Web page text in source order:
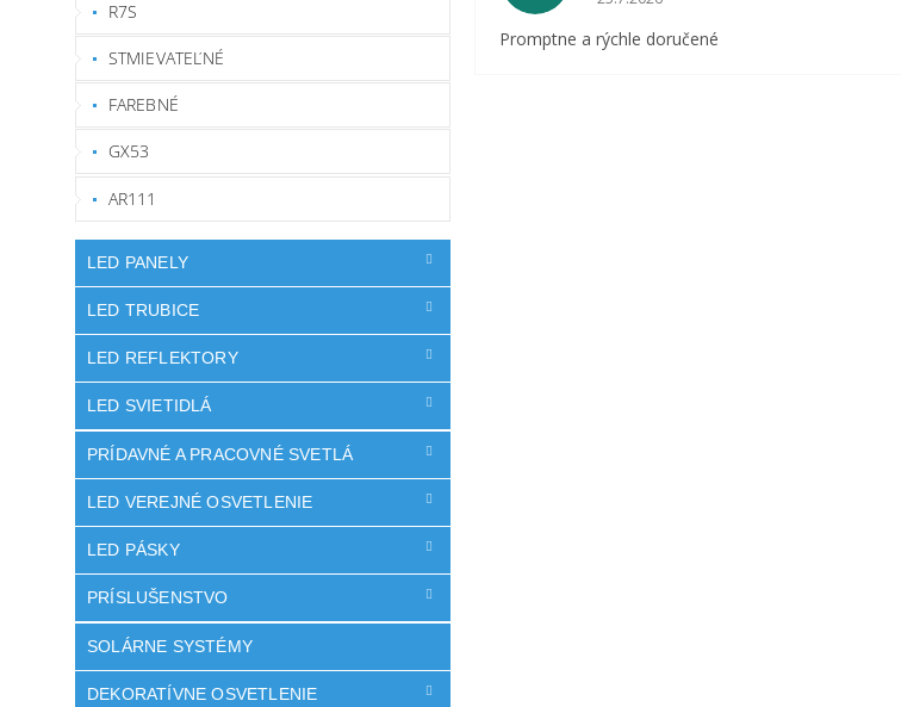
R7S
STMIEVATEĽNÉ
FAREBNÉ
GX53
AR111
LED PANELY
LED TRUBICE
LED REFLEKTORY
LED SVIETIDLÁ
PRÍDAVNÉ A PRACOVNÉ SVETLÁ
LED VEREJNÉ OSVETLENIE
LED PÁSKY
PRÍSLUŠENSTVO
SOLÁRNE SYSTÉMY
DEKORATÍVNE OSVETLENIE
Promptne a rýchle doručené